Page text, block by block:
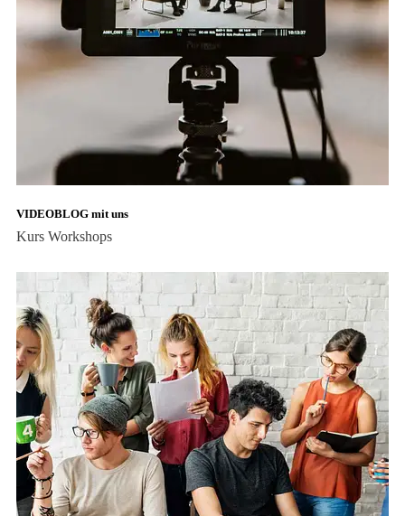
VIDEOBLOG mit uns
Kurs Workshops